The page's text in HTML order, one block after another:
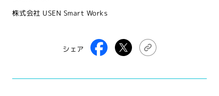
株式会社 USEN Smart Works
シェア